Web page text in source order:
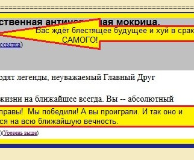
========================================